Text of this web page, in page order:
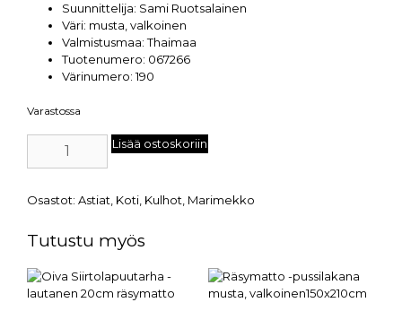
Suunnittelija: Sami Ruotsalainen
Väri: musta, valkoinen
Valmistusmaa: Thaimaa
Tuotenumero: 067266
Värinumero: 190
Varastossa
Lisää ostoskoriin
Osastot: Astiat Koti Kulhot Marimekko
Tutustu myös